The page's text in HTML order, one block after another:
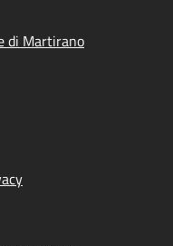
di Martirano